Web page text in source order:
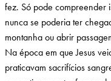
fez. Só pode compreender
nunca se poderia ter
montanha ou abrir
Na época em que Jesus
praticavam sacrifícios